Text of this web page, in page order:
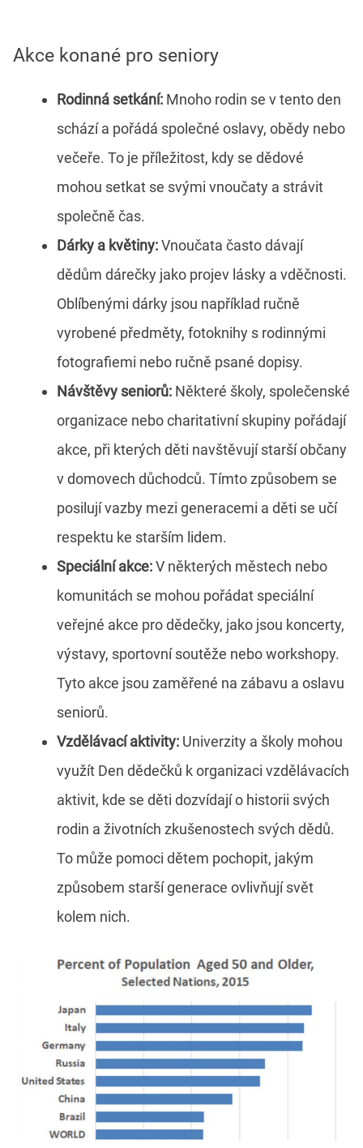
Akce konané pro seniory
Rodinná setkání: Mnoho rodin se v tento den
schází a pořádá společné oslavy, obědy nebo
večeře. To je příležitost, kdy se dědové
mohou setkat se svými vnoučaty a strávit
společně čas.
Dárky a květiny:Vnoučata často dávají
dědům dárečky jako projev lásky a vděčnosti.
Oblíbenými dárky jsou například ručně
vyrobené předměty, fotoknihy s rodinnými
fotografiemi nebo ručně psané dopisy.
Návštěvy seniorů: Některé školy, společenské
organizace nebo charitativní skupiny pořádají
akce, při kterých děti navštěvují starší občany
v domovech důchodců. Tímto způsobem se
posilují vazby mezi generacemi a děti se učí
respektu ke starším lidem.
Speciální akce:V některých městech nebo
komunitách se mohou pořádat speciální
veřejné akce pro dědečky, jako jsou koncerty,
výstavy, sportovní soutěže nebo workshopy.
Tyto akce jsou zaměřené na zábavu a oslavu
seniorů.
Vzdělávací aktivity: Univerzity a školy mohou
využít Den dědečků k organizaci vzdělávacích
aktivit, kde se děti dozvídají o historii svých
rodin a životních zkušenostech svých dědů.
To může pomoci dětem pochopit, jakým
způsobem starší generace ovlivňují svět
kolem nich.